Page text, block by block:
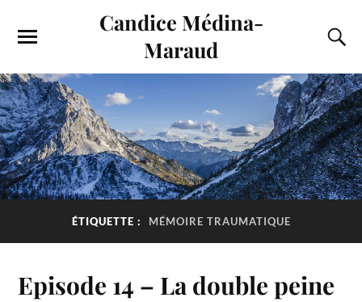
Candice Médina-
Maraud
ÉTIQUETTE : MÉMOIRE TRAUMATIQUE
Episode 14 – La double peine